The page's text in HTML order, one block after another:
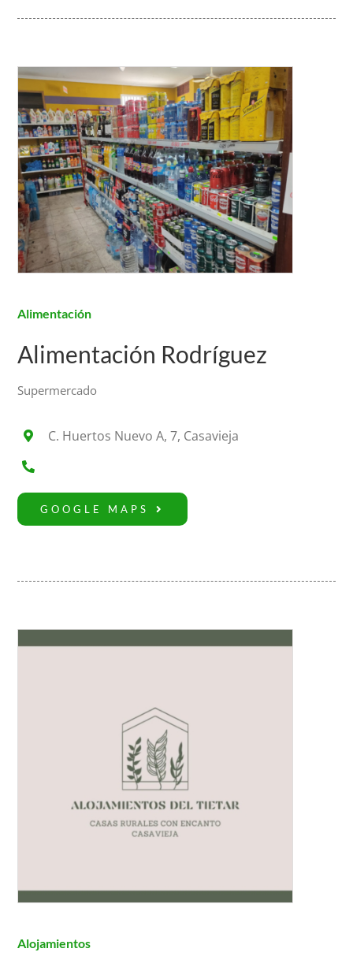
Alimentación
Alimentación Rodríguez
Supermercado
C. Huertos Nuevo A, 7, Casavieja
GOOGLE MAPS
Alojamientos